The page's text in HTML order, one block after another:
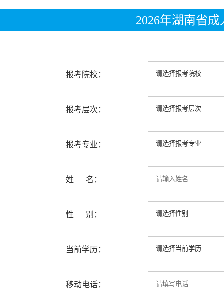
2026年湖南省
报考院校：
报考层次：
报考专业：
姓 名：
性 别：
当前学历：
移动电话：